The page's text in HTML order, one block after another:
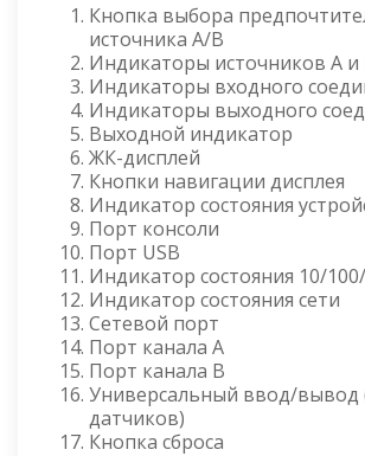
Кнопка выбора
источника А/В
Индикаторы источников A и
Индикаторы входного
Индикаторы выходного
Выходной индикатор
ЖК-дисплей
Кнопки навигации дисплея
Индикатор состояния
Порт консоли
Порт USB
Индикатор состояния 10/
Индикатор состояния сети
Сетевой порт
Порт канала A
Порт канала B
Универсальный ввод/вывод
датчиков)
Кнопка сброса